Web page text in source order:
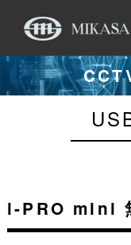
i-PRO mini